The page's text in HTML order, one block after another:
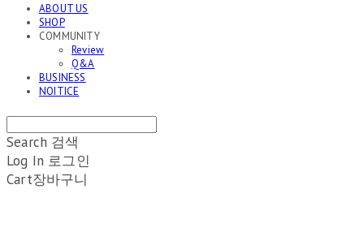
ABOUT US
SHOP
COMMUNITY
Review
Q&A
BUSINESS
NOITICE
Search 검색
Log In 로그인
Cart장바구니